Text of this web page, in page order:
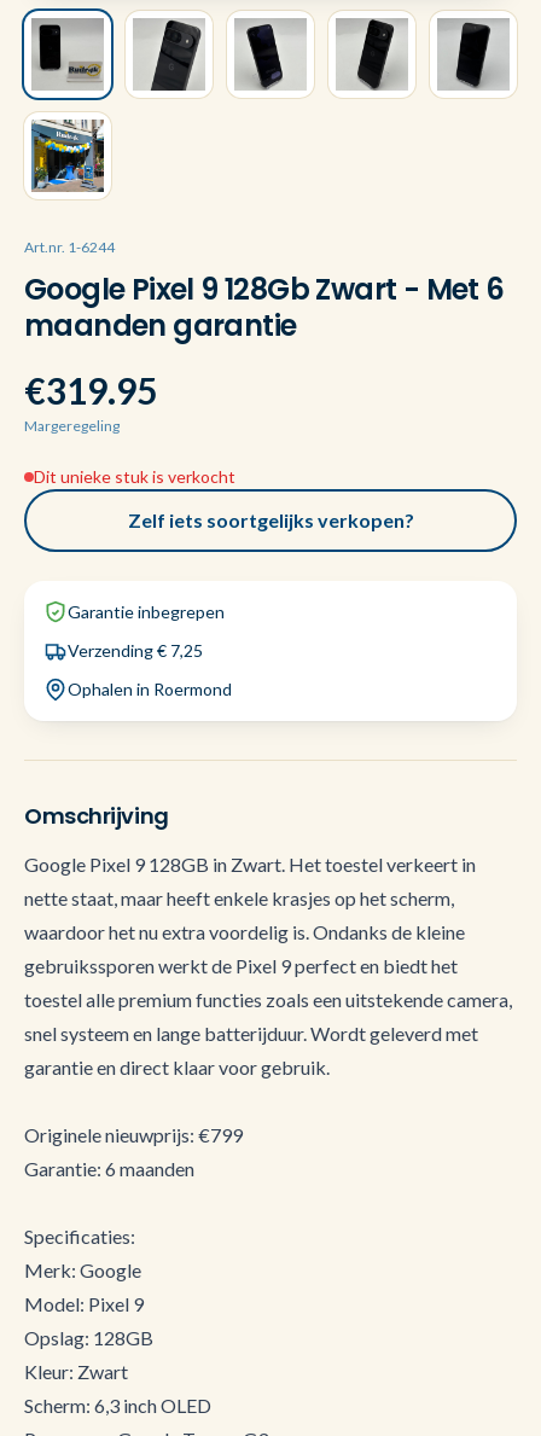
Art.nr. 1-6244
Google Pixel 9 128Gb Zwart - Met 6
maanden garantie
€319.95
Margeregeling
Dit unieke stuk is verkocht
Zelf iets soortgelijks verkopen?
Garantie inbegrepen
Verzending € 7,25
Ophalen in Roermond
Omschrijving
Google Pixel 9 128GB in Zwart. Het toestel verkeert in
nette staat, maar heeft enkele krasjes op het scherm,
waardoor het nu extra voordelig is. Ondanks de kleine
gebruikssporen werkt de Pixel 9 perfect en biedt het
toestel alle premium functies zoals een uitstekende camera,
snel systeem en lange batterijduur. Wordt geleverd met
garantie en direct klaar voor gebruik.
Originele nieuwprijs: €799
Garantie: 6 maanden
Specificaties:
Merk: Google
Model: Pixel 9
Opslag: 128GB
Kleur: Zwart
Scherm: 6,3 inch OLED